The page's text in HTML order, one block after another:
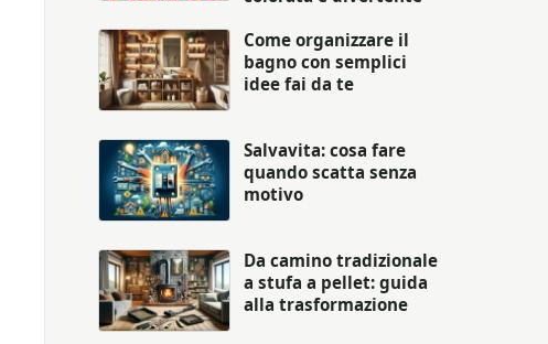
Come organizzare il
bagno con semplici
idee fai da te
Salvavita: cosa fare
quando scatta senza
motivo
Da camino tradizionale
a stufa a pellet: guida
alla trasformazione